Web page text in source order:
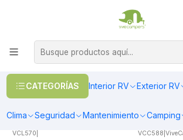
CATEGORÍAS Interior RV Exterior RV
Clima Seguridad Mantenimiento Camping
OFERTAS EN CALEFACCIÓN DIESEL
Interior RV
FILTROS
VCL570 VCC588